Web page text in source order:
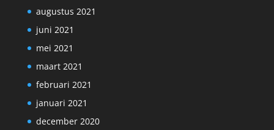
augustus 2021
juni 2021
mei 2021
maart 2021
februari 2021
januari 2021
december 2020